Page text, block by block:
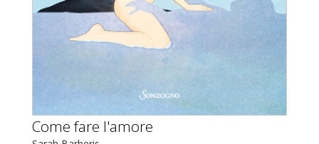
Come fare l'amore